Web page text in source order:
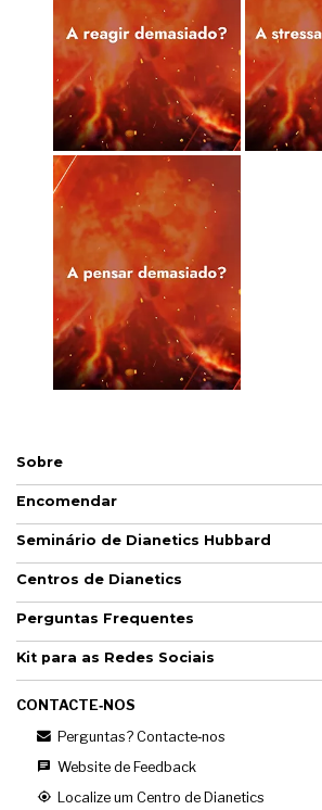
Sobre
Encomendar
Seminário de Dianetics Hubbard
Centros de Dianetics
Perguntas Frequentes
Kit para as Redes Sociais
CONTACTE‑NOS
Perguntas? Contacte‑nos
Website de Feedback
Localize um Centro de Dianetics